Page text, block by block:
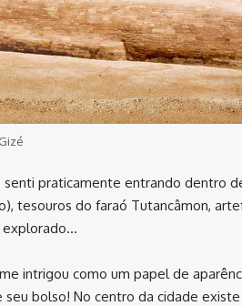
senti praticamente entrando dentro
tesouros do faraó Tutancâmon,
explorado…
intrigou como um papel de
bolso! No centro da cidade